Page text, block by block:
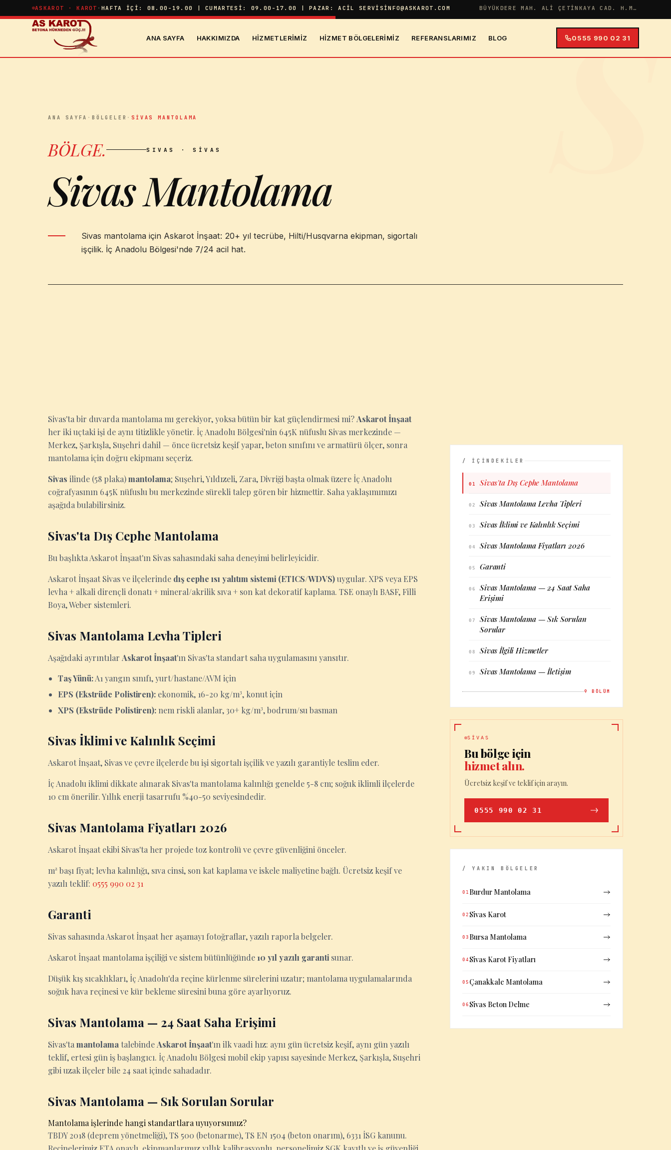
İçeriğe atlaASKAROT · KAROT ·HAFTA İÇI: 08.00-19.00 | CUMARTESI: 09.00-17.00 | PAZAR: ACIL SERVIS INFO@ASKAROT.COM BÜYÜKDERE MAH. ALI ÇETINKAYA CAD. H.MERYEM APT NO:38 İÇ KAPI NO:4
ANA SAYFA HAKKIMIZDA HIZMETLERIMIZ HIZMET BÖLGELERIMIZ REFERANSLARIMIZ BLOG 0555 990 02 31
S
ANA SAYFA ·BÖLGELER ·SIVAS MANTOLAMA
BÖLGE. SIVAS · SIVAS
Sivas Mantolama
Sivas mantolama için Askarot İnşaat: 20+ yıl tecrübe, Hilti/Husqvarna ekipman, sigortalı
işçilik. İç Anadolu Bölgesi'nde 7/24 acil hat.
Sivas'ta bir duvarda mantolama mı gerekiyor, yoksa bütün bir kat güçlendirmesi mi?Askarot İnşaat
her iki uçtaki işi de aynı titizlikle yönetir. İç Anadolu Bölgesi'nin 645K nüfuslu Sivas merkezinde —
Merkez, Şarkışla, Suşehri dahil — önce ücretsiz keşif yapar, beton sınıfını ve armatürü ölçer, sonra
mantolama için doğru ekipmanı seçeriz.
Sivas ilinde (58 plaka)mantolama; Suşehri, Yıldızeli, Zara, Divriği başta olmak üzere İç Anadolu
coğrafyasının 645K nüfuslu bu merkezinde sürekli talep gören bir hizmettir. Saha yaklaşımımızı
aşağıda bulabilirsiniz.
Sivas'ta Dış Cephe Mantolama
Bu başlıkta Askarot İnşaat'ın Sivas sahasındaki saha deneyimi belirleyicidir.
Askarot İnşaat Sivas ve ilçelerinde dış cephe ısı yalıtım sistemi (ETICS/WDVS)uygular. XPS veya EPS
levha + alkali dirençli donatı + mineral/akrilik sıva + son kat dekoratif kaplama. TSE onaylı BASF, Filli
Boya, Weber sistemleri.
Sivas Mantolama Levha Tipleri
Aşağıdaki ayrıntılar Askarot İnşaat'ın Sivas'ta standart saha uygulamasını yansıtır.
Taş Yünü:A1 yangın sınıfı, yurt/hastane/AVM için
EPS (Ekstrüde Polistiren): ekonomik, 16-20 kg/m³, konut için
XPS (Ekstrüde Polistiren): nem riskli alanlar, 30+ kg/m³, bodrum/su basman
Sivas İklimi ve Kalınlık Seçimi
Askarot İnşaat, Sivas ve çevre ilçelerde bu işi sigortalı işçilik ve yazılı garantiyle teslim eder.
İç Anadolu iklimi dikkate alınarak Sivas'ta mantolama kalınlığı genelde 5-8 cm; soğuk iklimli ilçelerde
10 cm önerilir. Yıllık enerji tasarrufu %40-50 seviyesindedir.
Sivas Mantolama Fiyatları 2026
Askarot İnşaat ekibi Sivas'ta her projede toz kontrolü ve çevre güvenliğini önceler.
m² başı fiyat; levha kalınlığı, sıva cinsi, son kat kaplama ve iskele maliyetine bağlı. Ücretsiz keşif ve
yazılı teklif: 0555 990 02 31
Garanti
Sivas sahasında Askarot İnşaat her aşamayı fotoğraflar, yazılı raporla belgeler.
Askarot İnşaat mantolama işçiliği ve sistem bütünlüğünde10 yıl yazılı garanti sunar.
Düşük kış sıcaklıkları, İç Anadolu'da reçine kürlenme sürelerini uzatır; mantolama uygulamalarında
soğuk hava reçinesi ve kür bekleme süresini buna göre ayarlıyoruz.
Sivas Mantolama — 24 Saat Saha Erişimi
Sivas'ta mantolama talebindeAskarot İnşaat'ın ilk vaadi hız: aynı gün ücretsiz keşif, aynı gün yazılı
teklif, ertesi gün iş başlangıcı. İç Anadolu Bölgesi mobil ekip yapısı sayesinde Merkez, Şarkışla, Suşehri
gibi uzak ilçeler bile 24 saat içinde sahadadır.
Sivas Mantolama — Sık Sorulan Sorular
Mantolama işlerinde hangi standartlara uyuyorsunuz?
TBDY 2018 (deprem yönetmeliği), TS 500 (betonarme), TS EN 1504 (beton onarım), 6331 İSG kanunu.
/ İÇİNDEKİLER
01 Sivas'ta Dış Cephe Mantolama
02 Sivas Mantolama Levha Tipleri
03 Sivas İklimi ve Kalınlık Seçimi
04 Sivas Mantolama Fiyatları 2026
05 Garanti
06
Sivas Mantolama — 24 Saat Saha
Erişimi
07
Sivas Mantolama — Sık Sorulan
Sorular
08 Sivas İlgili Hizmetler
09 Sivas Mantolama — İletişim
9 BÖLÜM
SIVAS
Bu bölge için
hizmet alın.
Ücretsiz keşif ve teklif için arayın.
0555 990 02 31
/ YAKIN BÖLGELER
01 Burdur Mantolama
02 Sivas Karot
03 Bursa Mantolama
04 Sivas Karot Fiyatları
05 Çanakkale Mantolama
06 Sivas Beton Delme